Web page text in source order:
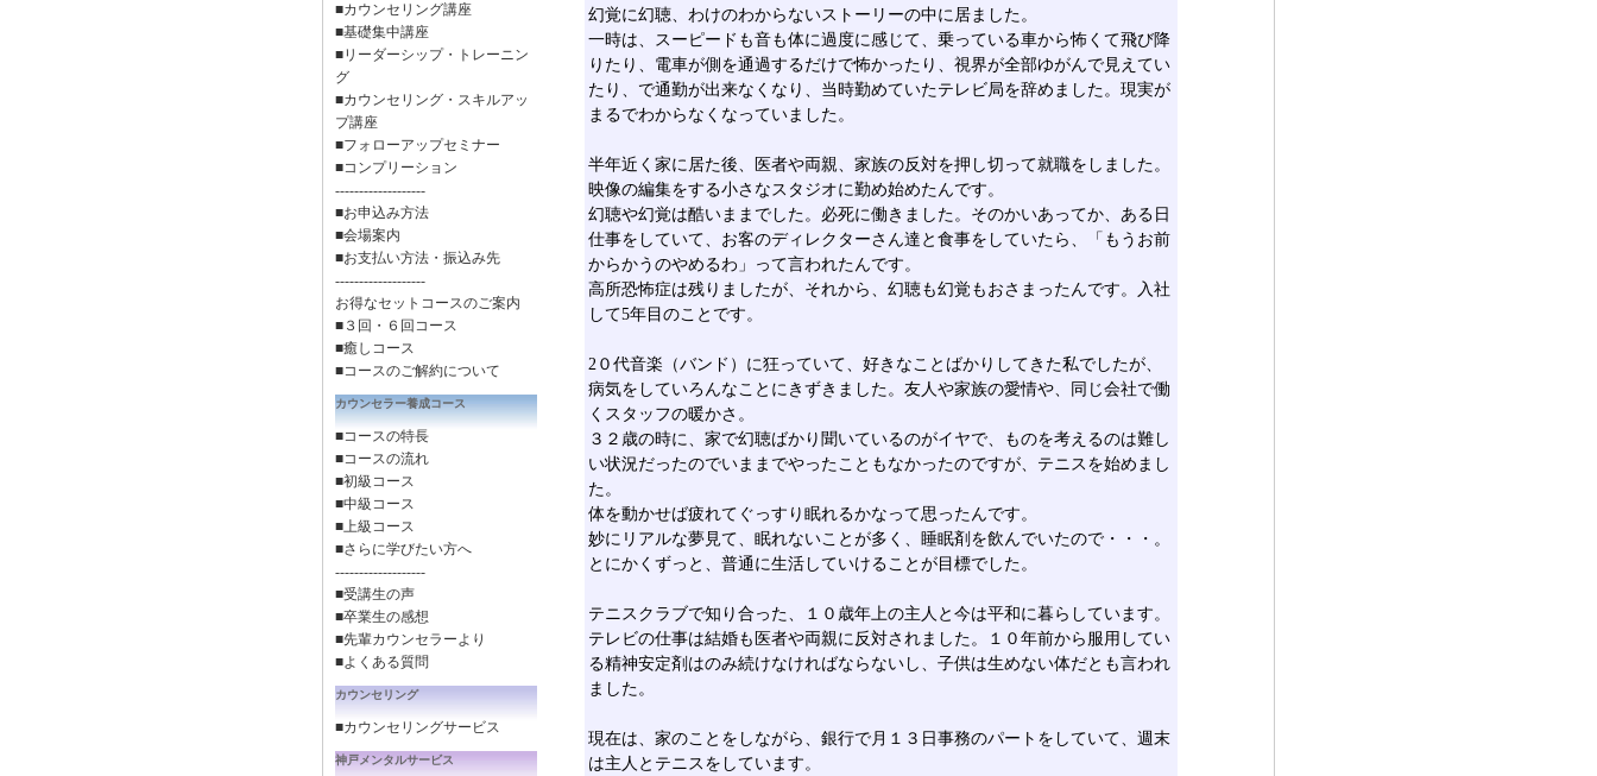
■カウンセリング講座
■基礎集中講座
■リーダーシップ・トレーニン
グ
■カウンセリング・スキルアッ
プ講座
■フォローアップセミナー
■コンプリーション
-------------------
■お申込み方法
■会場案内
■お支払い方法・振込み先
-------------------
お得なセットコースのご案内
■３回・６回コース
■癒しコース
■コースのご解約について
カウンセラー養成コース
■コースの特長
■コースの流れ
■初級コース
■中級コース
■上級コース
■さらに学びたい方へ
-------------------
■受講生の声
■卒業生の感想
■先輩カウンセラーより
■よくある質問
カウンセリング
■カウンセリングサービス
神戸メンタルサービス
幻覚に幻聴、わけのわからないストーリーの中に居ました。
一時は、スーピードも音も体に過度に感じて、乗っている車から怖くて飛び降
りたり、電車が側を通過するだけで怖かったり、視界が全部ゆがんで見えてい
たり、で通勤が出来なくなり、当時勤めていたテレビ局を辞めました。現実が
まるでわからなくなっていました。
半年近く家に居た後、医者や両親、家族の反対を押し切って就職をしました。
映像の編集をする小さなスタジオに勤め始めたんです。
幻聴や幻覚は酷いままでした。必死に働きました。そのかいあってか、ある日
仕事をしていて、お客のディレクターさん達と食事をしていたら、「もうお前
からかうのやめるわ」って言われたんです。
高所恐怖症は残りましたが、それから、幻聴も幻覚もおさまったんです。入社
して5年目のことです。
2０代音楽（バンド）に狂っていて、好きなことばかりしてきた私でしたが、
病気をしていろんなことにきずきました。友人や家族の愛情や、同じ会社で働
くスタッフの暖かさ。
３２歳の時に、家で幻聴ばかり聞いているのがイヤで、ものを考えるのは難し
い状況だったのでいままでやったこともなかったのですが、テニスを始めまし
た。
体を動かせば疲れてぐっすり眠れるかなって思ったんです。
妙にリアルな夢見て、眠れないことが多く、睡眠剤を飲んでいたので・・・。
とにかくずっと、普通に生活していけることが目標でした。
テニスクラブで知り合った、１０歳年上の主人と今は平和に暮らしています。
テレビの仕事は結婚も医者や両親に反対されました。１０年前から服用してい
る精神安定剤はのみ続けなければならないし、子供は生めない体だとも言われ
ました。
現在は、家のことをしながら、銀行で月１３日事務のパートをしていて、週末
は主人とテニスをしています。